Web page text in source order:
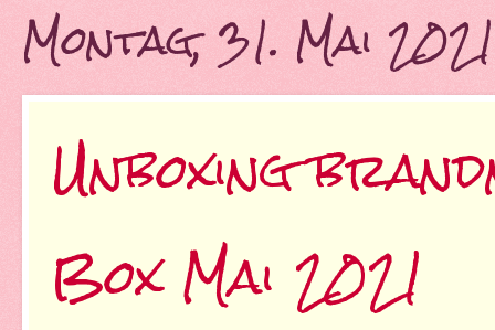
Montag, 31. Mai 2021
Unboxing
Box Mai 2021